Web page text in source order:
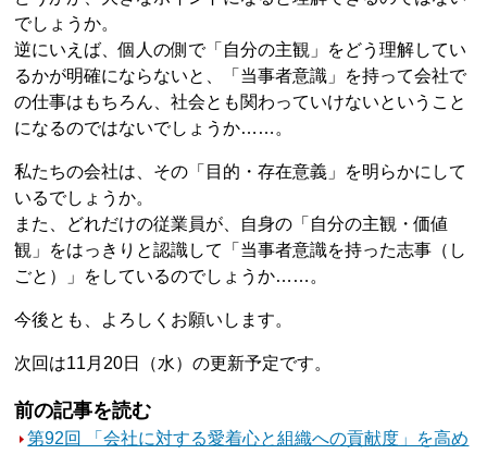
でしょうか。
逆にいえば、個人の側で「自分の主観」をどう理解してい
るかが明確にならないと、「当事者意識」を持って会社で
の仕事はもちろん、社会とも関わっていけないということ
になるのではないでしょうか……。
私たちの会社は、その「目的・存在意義」を明らかにして
いるでしょうか。
また、どれだけの従業員が、自身の「自分の主観・価値
観」をはっきりと認識して「当事者意識を持った志事（し
ごと）」をしているのでしょうか……。
今後とも、よろしくお願いします。
次回は11月20日（水）の更新予定です。
前の記事を読む
第92回 「会社に対する愛着心と組織への貢献度」を高め